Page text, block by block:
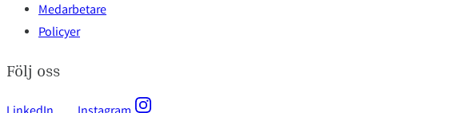
Medarbetare
Policyer
Följ oss